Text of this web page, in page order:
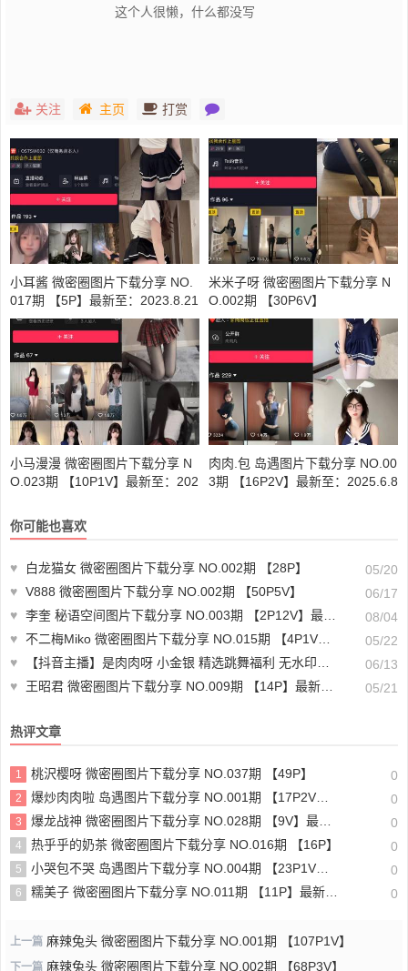
这个人很懒，什么都没写
关注 主页 打赏
小耳酱 微密圈图片下载分享 NO.
017期 【5P】最新至：2023.8.21
米米子呀 微密圈图片下载分享 N
O.002期 【30P6V】
小马漫漫 微密圈图片下载分享 N
O.023期 【10P1V】最新至：202
肉肉.包 岛遇图片下载分享 NO.00
3期 【16P2V】最新至：2025.6.8
你可能也喜欢
♥ 白龙猫女 微密圈图片下载分享 NO.002期 【28P】
05/20
♥ V888 微密圈图片下载分享 NO.002期 【50P5V】
06/17
♥ 李奎 秘语空间图片下载分享 NO.003期 【2P12V】最新至：2025.6.7
08/04
♥ 不二梅Miko 微密圈图片下载分享 NO.015期 【4P1V】最新至：2023.10.24
05/22
♥
【抖音主播】是肉肉呀 小金银 精选跳舞福利 无水印（12V819M）-主播舞蹈合集下载
06/13
♥
王昭君 微密圈图片下载分享 NO.009期 【14P】最新至：2023.5.30 05/21
热评文章
1 桃沢樱呀 微密圈图片下载分享 NO.037期 【49P】 0
2 爆炒肉肉啦 岛遇图片下载分享 NO.001期 【17P2V】最新至：2025.6.16 0
3 爆龙战神 微密圈图片下载分享 NO.028期 【9V】最新至：2023.11.22 0
4 热乎乎的奶茶 微密圈图片下载分享 NO.016期 【16P】 0
5 小哭包不哭 岛遇图片下载分享 NO.004期 【23P1V】最新至：2025.6.22 0
6 糯美子 微密圈图片下载分享 NO.011期 【11P】最新至：2023.11.24 0
上一篇 麻辣兔头 微密圈图片下载分享 NO.001期 【107P1V】
下一篇 麻辣兔头 微密圈图片下载分享 NO.002期 【68P3V】